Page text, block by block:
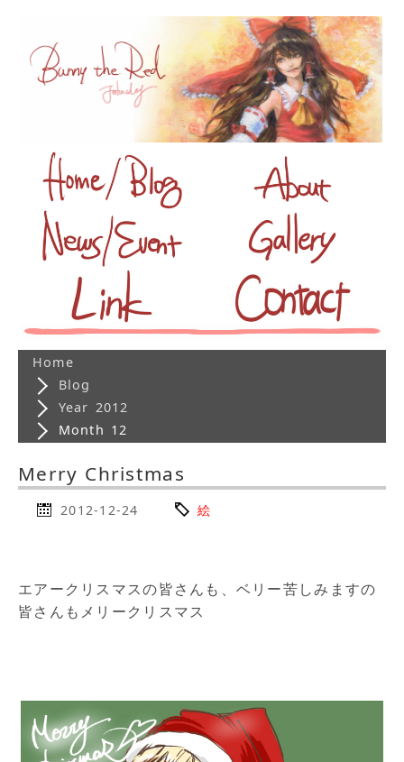
Home
Blog
Year 2012
Month 12
Merry Christmas
2012-12-24 絵
エアークリスマスの皆さんも、ベリー苦しみますの
皆さんもメリークリスマス